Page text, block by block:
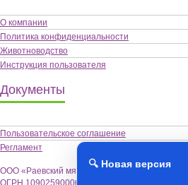
О компании
Политика конфиденциальности
Животноводство
Инструкция пользователя
Документы
Пользовательское соглашение
Регламент
ООО «Раевский мясокомбинат «Альшей-мясо»,
ОГРН 1090259000622
🔍 Новая версия